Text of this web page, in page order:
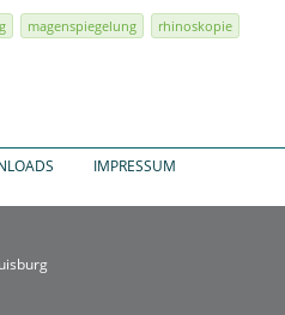
magenspiegelung
rhinoskopie
IMPRESSUM